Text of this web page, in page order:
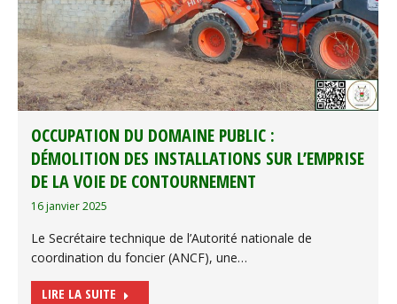
OCCUPATION DU DOMAINE PUBLIC :
DÉMOLITION DES INSTALLATIONS SUR L’EMPRISE
DE LA VOIE DE CONTOURNEMENT
16 janvier 2025
Le Secrétaire technique de l’Autorité nationale de
coordination du foncier (ANCF), une…
LIRE LA SUITE